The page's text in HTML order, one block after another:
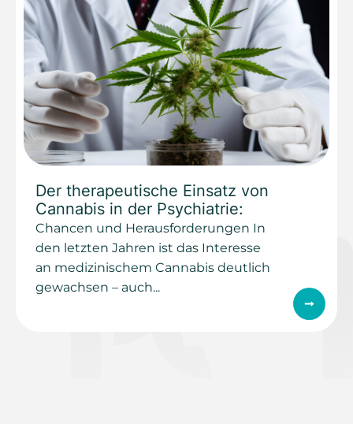
Der therapeutische Einsatz von
Cannabis in der Psychiatrie:
Chancen und Herausforderungen In
den letzten Jahren ist das Interesse
an medizinischem Cannabis deutlich
gewachsen – auch...